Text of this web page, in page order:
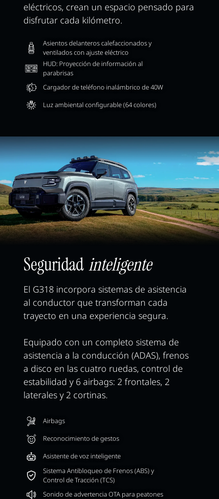
eléctricos, crean un espacio pensado para
disfrutar cada kilómetro.
Asientos delanteros calefaccionados y
ventilados con ajuste eléctrico
HUD: Proyección de información al
parabrisas
Cargador de teléfono inalámbrico de 40W
Luz ambiental configurable (64 colores)
Seguridadinteligente
El G318 incorpora sistemas de asistencia
al conductor que transforman cada
trayecto en una experiencia segura.
Equipado con un completo sistema de
asistencia a la conducción (ADAS), frenos
a disco en las cuatro ruedas, control de
estabilidad y 6 airbags: 2 frontales, 2
laterales y 2 cortinas.
Airbags
Reconocimiento de gestos
Asistente de voz inteligente
Sistema Antibloqueo de Frenos (ABS) y
Control de Tracción (TCS)
Sonido de advertencia OTA para peatones